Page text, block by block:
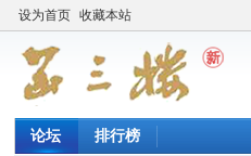
设为首页 收藏本站
论坛 排行榜